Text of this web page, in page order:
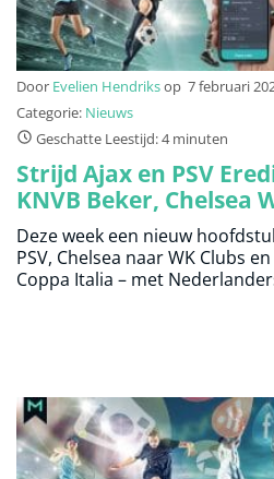
Door Evelien Hendriksop 7 februari
Categorie: Nieuws
Geschatte Leestijd: 4 minuten
Strijd Ajax en PSV
KNVB Beker, Chelsea
Deze week een nieuw
PSV, Chelsea naar WK Clubs
Coppa Italia – met